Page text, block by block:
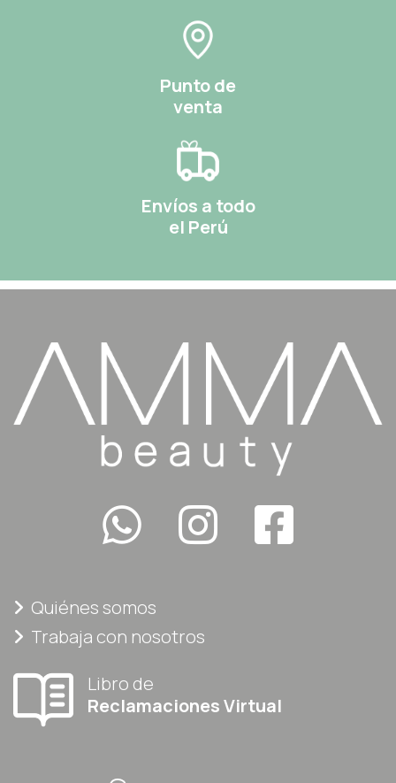
Punto de
venta
Envíos a todo
el Perú
Quiénes somos
Trabaja con nosotros
Libro de
Reclamaciones Virtual